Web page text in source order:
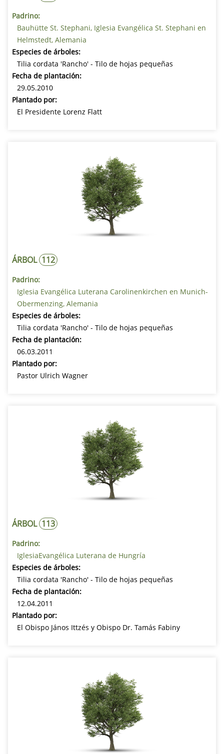
Padrino:
Bauhütte St. Stephani, Iglesia Evangélica St. Stephani en
Helmstedt, Alemania
Especies de árboles:
Tilia cordata 'Rancho' - Tilo de hojas pequeñas
Fecha de plantación:
29.05.2010
Plantado por:
El Presidente Lorenz Flatt
ÁRBOL 112
Padrino:
Iglesia Evangélica Luterana Carolinenkirchen en Munich-
Obermenzing, Alemania
Especies de árboles:
Tilia cordata 'Rancho' - Tilo de hojas pequeñas
Fecha de plantación:
06.03.2011
Plantado por:
Pastor Ulrich Wagner
ÁRBOL 113
Padrino:
IglesiaEvangélica Luterana de Hungría
Especies de árboles:
Tilia cordata 'Rancho' - Tilo de hojas pequeñas
Fecha de plantación:
12.04.2011
Plantado por:
El Obispo János Ittzés y Obispo Dr. Tamás Fabiny